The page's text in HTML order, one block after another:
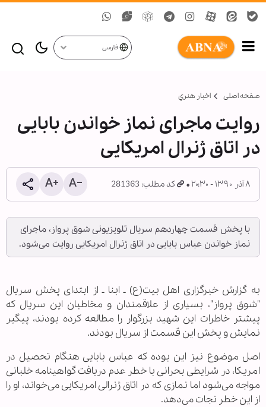
فارسی
صفحه اصلی اخبار هنري
روایت ماجرای نماز خواندن بابایی
در اتاق ژنرال امریکایی
۸ آذر ۱۳۹۰ - ۲۰:۳۰ کد مطلب: 281363
با پخش قسمت چهاردهم سریال تلویزیونی شوق پرواز، ماجرای
نماز خواندن عباس بابایی در اتاق ژنرال امریکایی روایت می‌شود.
به گزارش خبرگزاری اهل بیت‏(ع) ـ ابنا ـ از ابتدای پخش سریال
"شوق پرواز"، بسیاری از علاقمندان و مخاطبان این سریال که
پیشتر خاطرات این شهید بزرگوار را مطالعه کرده بودند، پیگیر
نمایش و پخش این قسمت از سریال بودند.
اصل موضوع نیز این بوده که عباس بابایی هنگام تحصیل در
امریکا، در شرایطی بحرانی با خطر عدم دریافت گواهینامه خلبانی
مواجه می‌شود اما نمازی که در اتاق ژنرالی امریکایی می‌خواند، او را
از این خطر نجات می‌دهد.